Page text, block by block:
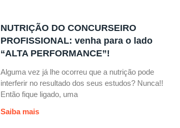
NUTRIÇÃO DO CONCURSEIRO
PROFISSIONAL: venha para o lado
“ALTA PERFORMANCE”!
Alguma vez já lhe ocorreu que a nutrição pode
interferir no resultado dos seus estudos? Nunca!!
Então fique ligado, uma
Saiba mais